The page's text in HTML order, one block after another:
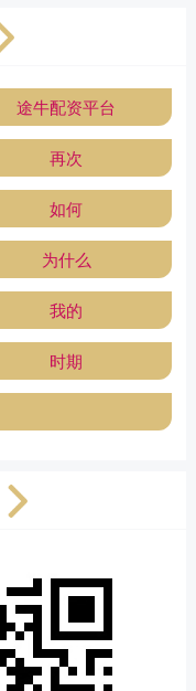
途牛配资平台
再次
如何
为什么
我的
时期